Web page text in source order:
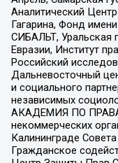
Аналитический
Гагарина, Фонд
СИБАЛЬТ, Уральская
Евразии, Институт
Российский
Дальневосточный
и социального
независимых
АКАДЕМИЯ ПО
некоммерческих
Калининграде
Гражданское